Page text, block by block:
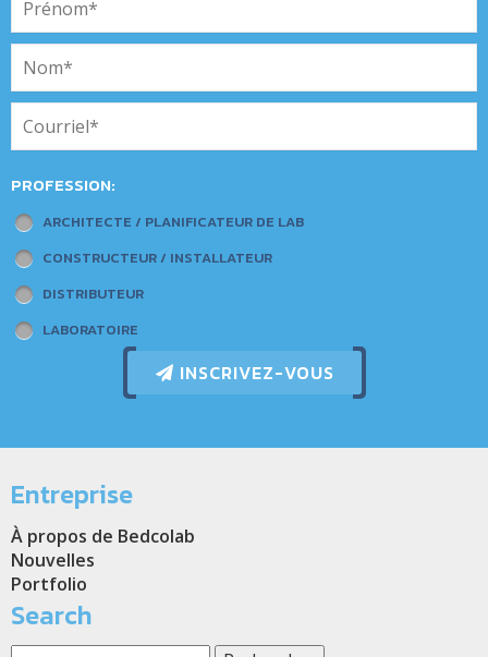
PROFESSION:
ARCHITECTE / PLANIFICATEUR DE LAB
CONSTRUCTEUR / INSTALLATEUR
DISTRIBUTEUR
LABORATOIRE
INSCRIVEZ-VOUS
Entreprise
À propos de Bedcolab
Nouvelles
Portfolio
Search